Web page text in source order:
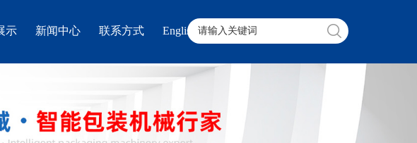
示 新闻中心 联系方式 English